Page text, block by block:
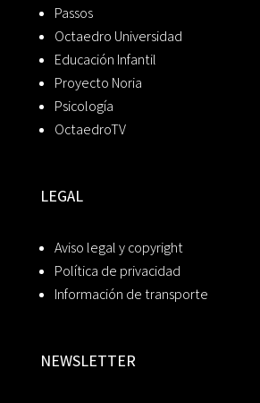
Passos
Octaedro Universidad
Educación Infantil
Proyecto Noria
Psicología
OctaedroTV
LEGAL
Aviso legal y copyright
Política de privacidad
Información de transporte
NEWSLETTER